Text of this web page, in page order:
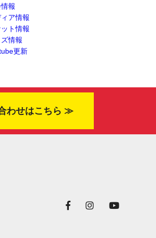
報
ィア情報
ト情報
情報
更新
わせはこちら ≫